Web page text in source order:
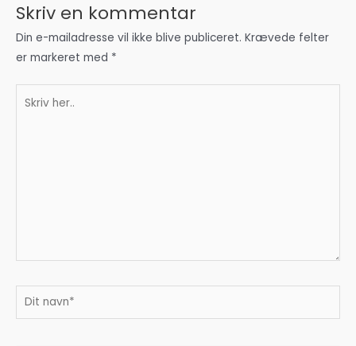
Skriv en kommentar
Din e-mailadresse vil ikke blive publiceret. Krævede felter
er markeret med *
Dit